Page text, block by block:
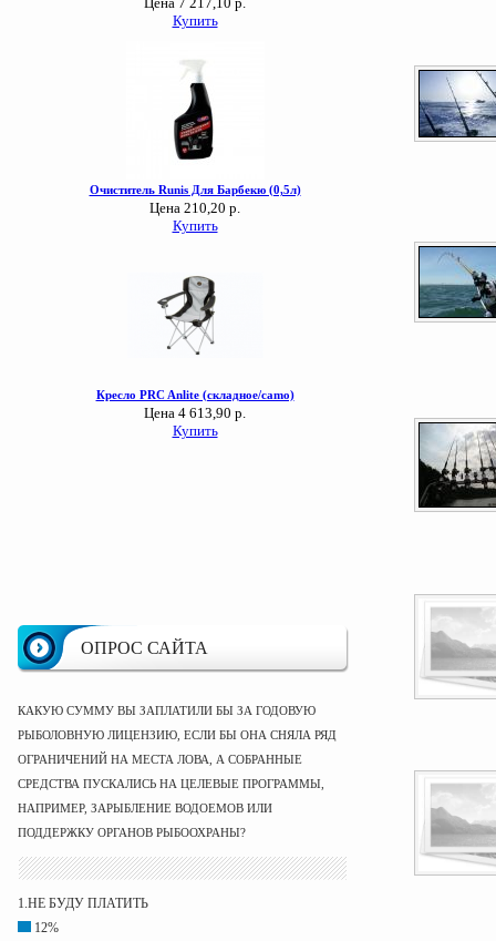
ОПРОС САЙТА
КАКУЮ СУММУ ВЫ ЗАПЛАТИЛИ БЫ ЗА ГОДОВУЮ
РЫБОЛОВНУЮ ЛИЦЕНЗИЮ, ЕСЛИ БЫ ОНА СНЯЛА РЯД
ОГРАНИЧЕНИЙ НА МЕСТА ЛОВА, А СОБРАННЫЕ
СРЕДСТВА ПУСКАЛИСЬ НА ЦЕЛЕВЫЕ ПРОГРАММЫ,
НАПРИМЕР, ЗАРЫБЛЕНИЕ ВОДОЕМОВ ИЛИ
ПОДДЕРЖКУ ОРГАНОВ РЫБООХРАНЫ?
1.НЕ БУДУ ПЛАТИТЬ
12%